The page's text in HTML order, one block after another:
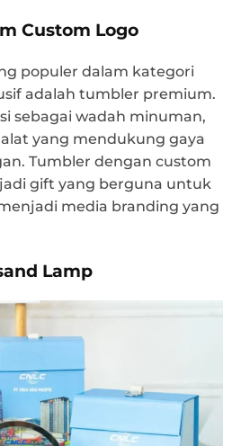
Custom Logo
populer dalam kategori
adalah tumbler premium.
sebagai wadah minuman,
yang mendukung gaya
Tumbler dengan custom
gift yang berguna untuk
media branding yang
Lamp